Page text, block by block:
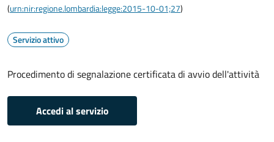
(urn:nir:regione.lombardia:legge:2015-10-01;27)
Servizio attivo
Procedimento di segnalazione certificata di avvio dell'attività
Accedi al servizio